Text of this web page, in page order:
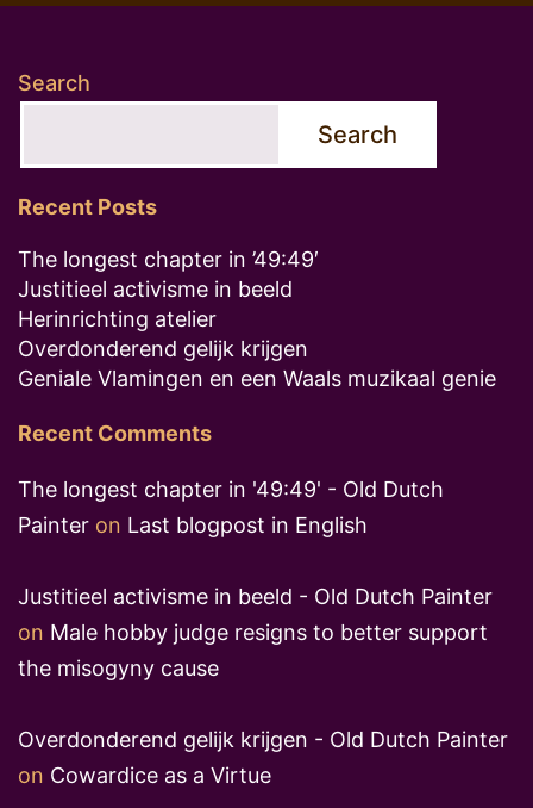
Search
Search
Recent Posts
The longest chapter in ’49:49′
Justitieel activisme in beeld
Herinrichting atelier
Overdonderend gelijk krijgen
Geniale Vlamingen en een Waals muzikaal genie
Recent Comments
The longest chapter in '49:49' - Old Dutch
Painter on Last blogpost in English
Justitieel activisme in beeld - Old Dutch Painter
on Male hobby judge resigns to better support
the misogyny cause
Overdonderend gelijk krijgen - Old Dutch Painter
on Cowardice as a Virtue